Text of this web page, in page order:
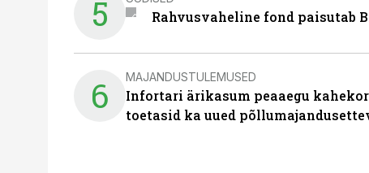
5 Rahvusvaheline fond paisutab
6 MAJANDUSTULEMUSED
Infortari ärikasum peaaegu
toetasid ka uued